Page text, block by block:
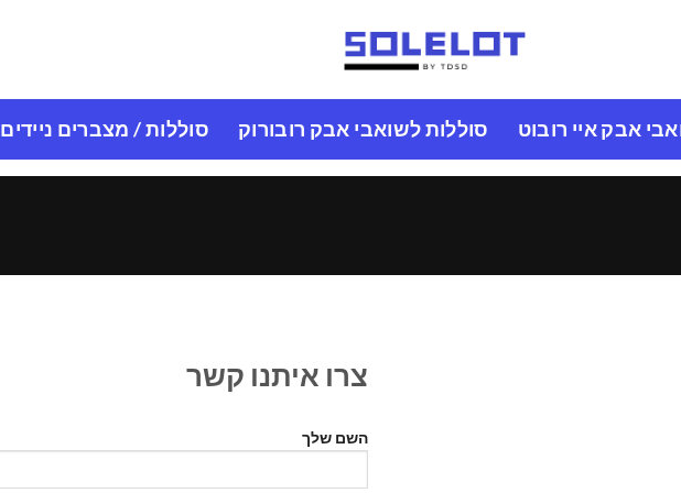
אבק איי רובוט סוללות לשואבי אבק רובורוק סוללות / מצברים ניידים
צרו איתנו קשר
השם שלך